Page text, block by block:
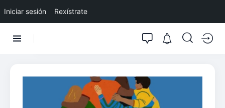
Iniciar sesión Rexístrate